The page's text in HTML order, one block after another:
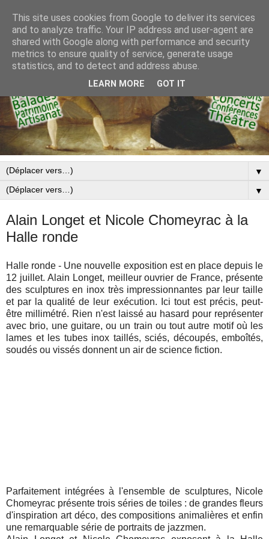
▼
▼
Alain Longet et Nicole Chomeyrac à la
Halle ronde
Halle ronde - Une nouvelle exposition est en place depuis le
12 juillet. Alain Longet, meilleur ouvrier de France, présente
des sculptures en inox très impressionnantes par leur taille
et par la qualité de leur exécution. Ici tout est précis, peut-
être millimétré. Rien n'est laissé au hasard pour représenter
avec brio, une guitare, ou un train ou tout autre motif où les
lames et les tubes inox taillés, sciés, découpés, emboîtés,
soudés ou vissés donnent un air de science fiction.
Parfaitement intégrées à l'ensemble de sculptures, Nicole
Chomeyrac présente trois séries de toiles : de grandes fleurs
d'inspiration art déco, des compositions animalières et enfin
une remarquable série de portraits de jazzmen.
This site uses cookies from Google to deliver its services
and to analyze traffic. Your IP address and user-agent are
shared with Google along with performance and security
metrics to ensure quality of service, generate usage
statistics, and to detect and address abuse.
LEARN MORE GOT IT